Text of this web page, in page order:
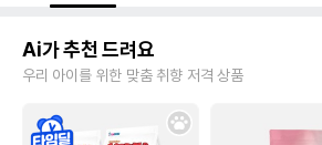
Ai가 추천 드려요
우리 아이를 위한 맞춤 취향 저격 상품